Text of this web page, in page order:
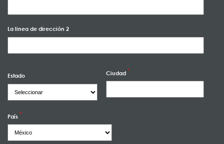
La linea de dirección 2
Estado Ciudad
País